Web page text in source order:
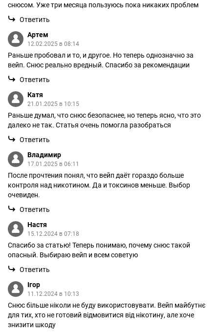
снюсом. Уже три месяца пользуюсь пока никаких проблем
Ответить
Артем
12.02.2025 в 08:14
Раньше пробовал и то, и другое. Но теперь однозначно за
вейп. Снюс реально вредный. Спасибо за рекомендации
Ответить
Катя
21.01.2025 в 10:15
Раньше думал, что снюс безопаснее, но теперь ясно, что это
далеко не так. Статья очень помогла разобраться
Ответить
Владимир
17.01.2025 в 06:11
После прочтения понял, что вейп даёт гораздо больше
контроля над никотином. Да и токсинов меньше. Выбор
очевиден.
Ответить
Настя
15.12.2024 в 07:18
Спасибо за статью! Теперь понимаю, почему снюс такой
опасный. Выбираю вейп и всем советую
Ответить
Ігор
11.12.2024 в 10:13
Снюс більше ніколи не буду використовувати. Вейп майбутнє
для тих, хто не готовий відмовитися від нікотину, але хоче
знизити шкоду